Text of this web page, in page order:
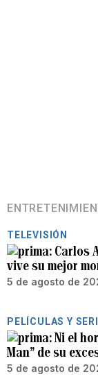
TELEVISIÓN
Carlos
vive su mejor
5 de agosto de
PELÍCULAS Y
Ni el
Man” de su
5 de agosto de